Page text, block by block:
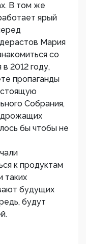
В том же
ярый
Мария
со
в 2012 году,
пропаганды
Собрания,
дрожащих
бы чтобы не
к продуктам
таких
будущих
будут